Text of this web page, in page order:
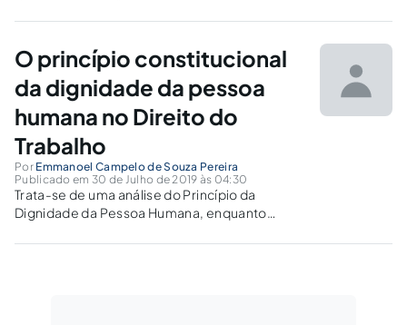
onde a cultura do hiperencarceramento está
inegável sua total ineficácia no controle da
criminalidade.
O princípio constitucional
da dignidade da pessoa
humana no Direito do
Trabalho
Por Emmanoel Campelo de Souza Pereira
Publicado em 30 de Julho de 2019 às 04:30
Trata-se de uma análise do Princípio da
Dignidade da Pessoa Humana, enquanto
considerando o enquadramento proposto